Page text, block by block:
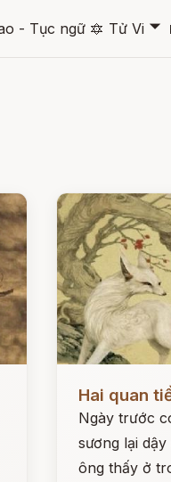
- Tục ngữ 🔯 Tử Vi 🞃
Hai quan
Ngày trước
sương lại
ông thấy ở